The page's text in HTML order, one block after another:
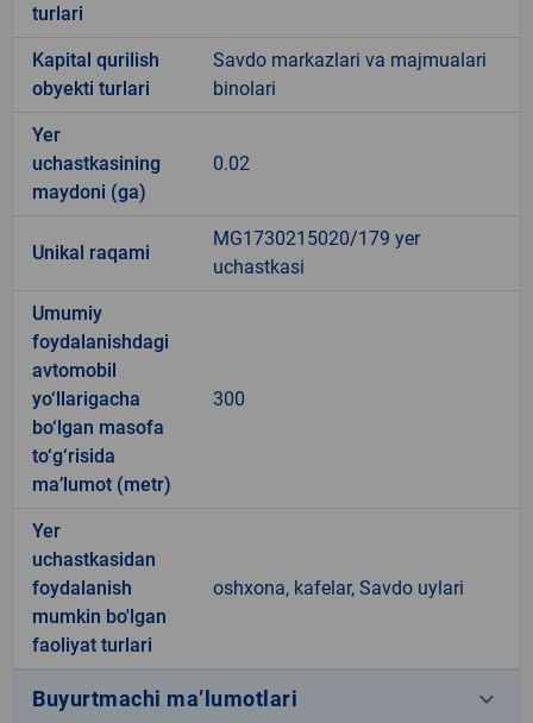
turlari
Kapital qurilish
obyekti turlari
Savdo markazlari va majmualari
binolari
Yer
uchastkasining
maydoni (ga)
0.02
Unikal raqami
MG1730215020/179 yer
uchastkasi
Umumiy
foydalanishdagi
avtomobil
yo‘llarigacha
bo‘lgan masofa
to‘g‘risida
ma’lumot (metr)
300
Yer
uchastkasidan
foydalanish
mumkin bo'lgan
faoliyat turlari
oshxona, kafelar, Savdo uylari
Buyurtmachi ma’lumotlari keyboard_arrow_down